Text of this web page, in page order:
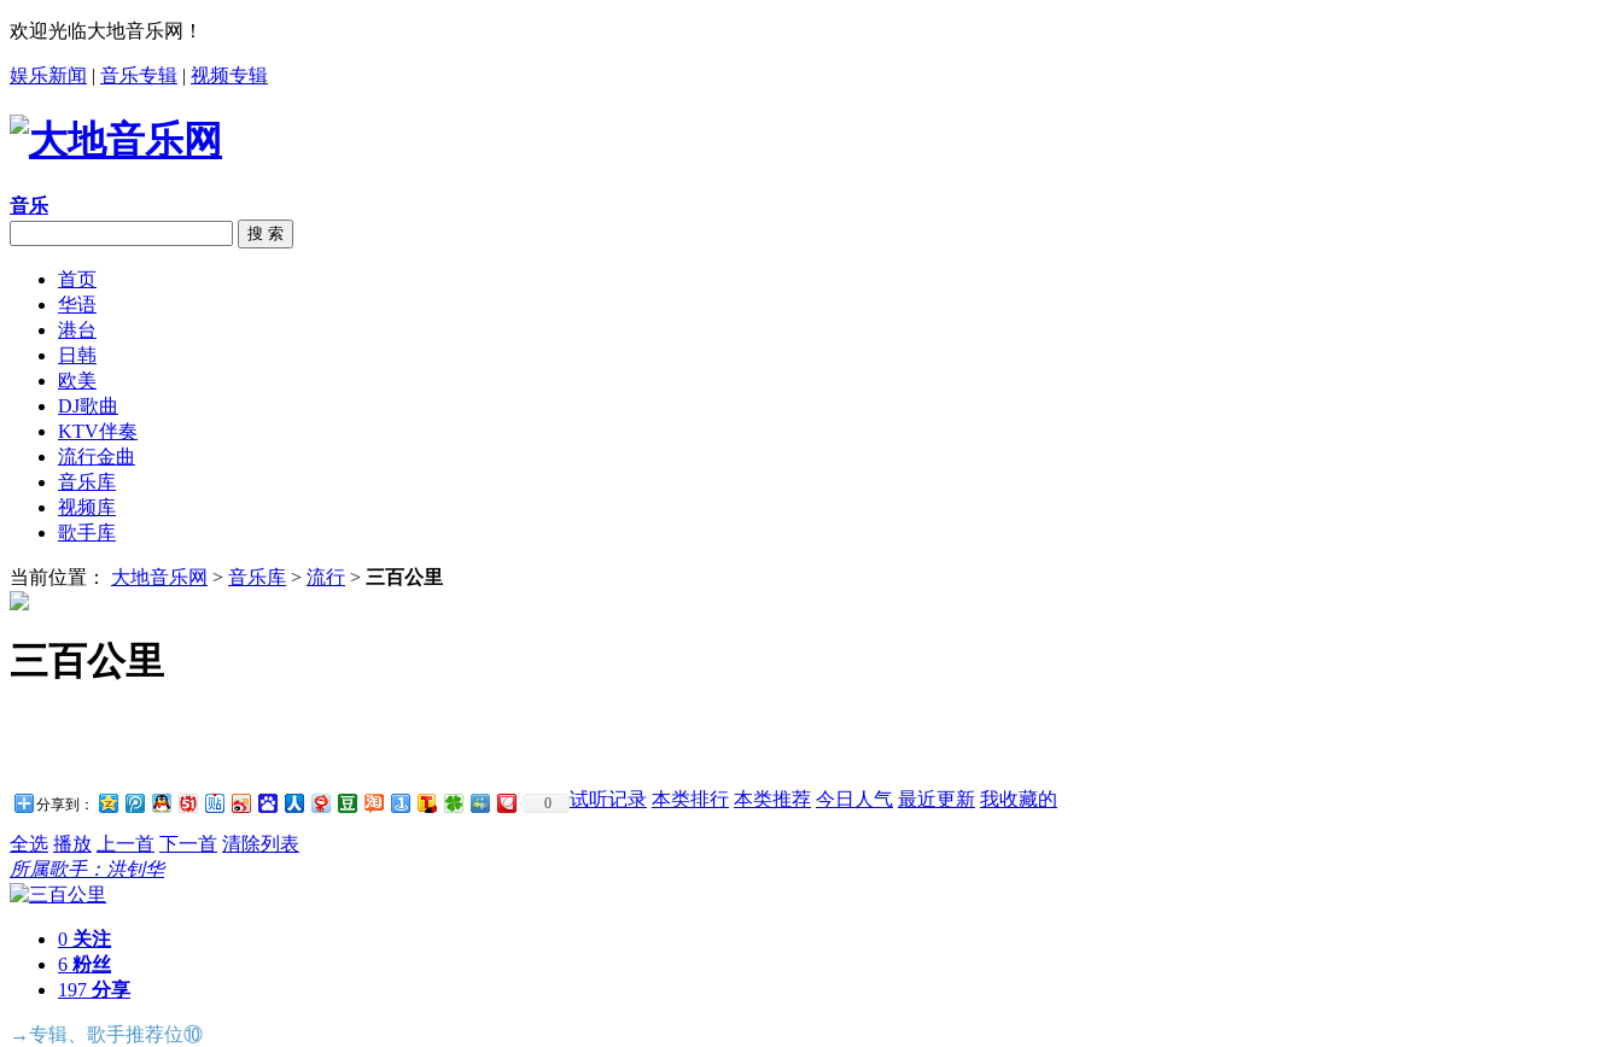
欢迎光临大地音乐网！
娱乐新闻 | 音乐专辑 | 视频专辑
音乐
搜 索
首页
华语
港台
日韩
欧美
DJ歌曲
KTV伴奏
流行金曲
音乐库
视频库
歌手库
当前位置： 大地音乐网 > 音乐库 > 流行 > 三百公里
三百公里
分享到： 0 试听记录 本类排行 本类推荐 今日人气 最近更新 我收藏的
全选 播放 上一首 下一首 清除列表
所属歌手：洪钊华
0 关注
6 粉丝
197 分享
→专辑、歌手推荐位⑩